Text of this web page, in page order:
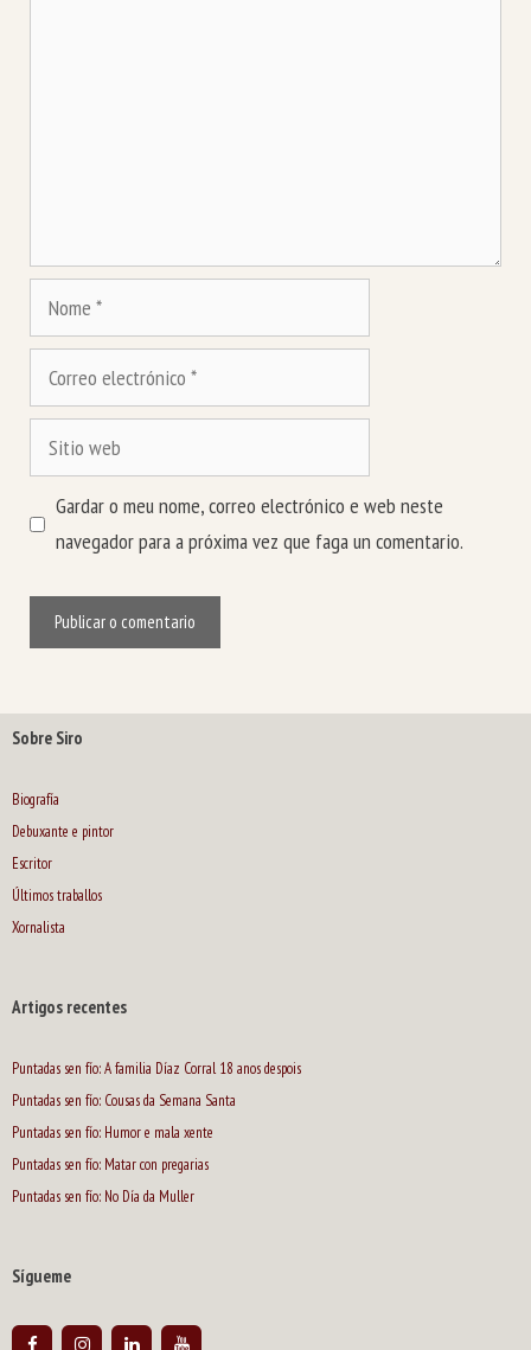
Nome
Correo
electrónico
Sitio
web
Gardar o meu nome, correo electrónico e web neste
navegador para a próxima vez que faga un comentario.
Sobre Siro
Biografía
Debuxante e pintor
Escritor
Últimos traballos
Xornalista
Artigos recentes
Puntadas sen fío: A familia Díaz Corral 18 anos despois
Puntadas sen fío: Cousas da Semana Santa
Puntadas sen fío: Humor e mala xente
Puntadas sen fío: Matar con pregarias
Puntadas sen fío: No Día da Muller
Sígueme